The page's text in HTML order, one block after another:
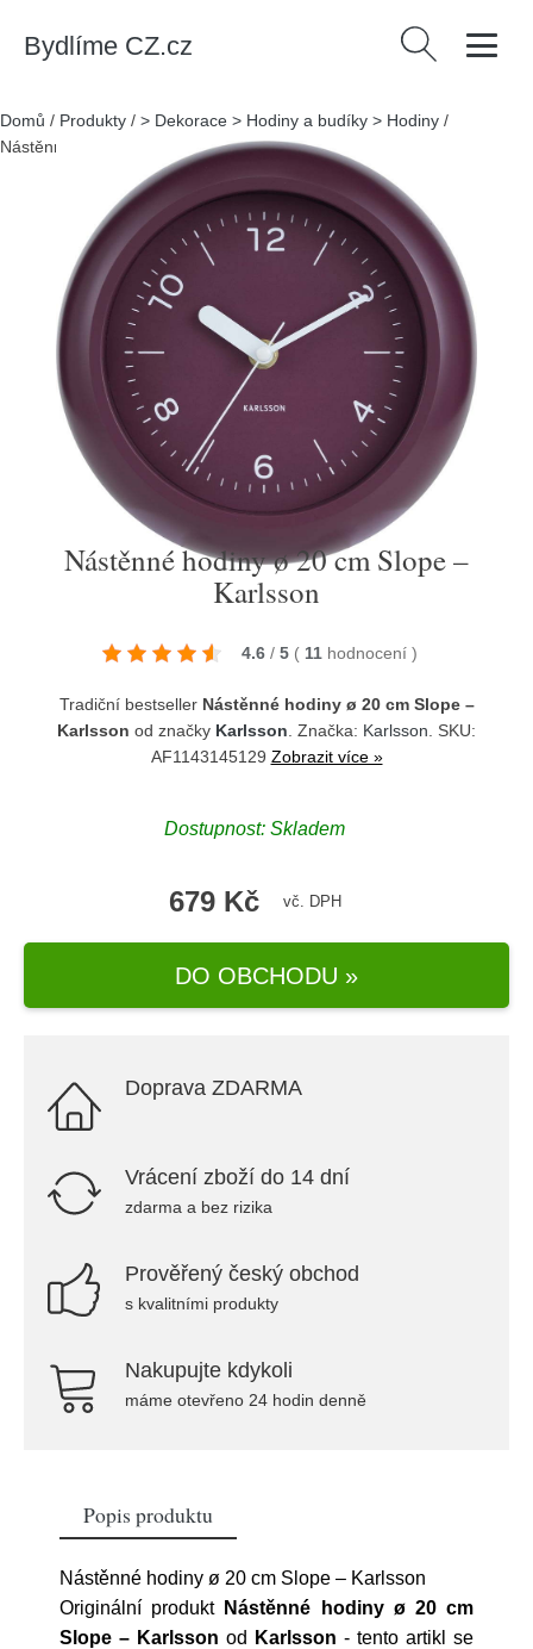
Bydlíme CZ.cz Vyhledávání
Domů / Produkty / > Dekorace > Hodiny a budíky > Hodiny /
Nástěnné hodiny ø 20 cm Slope – Karlsson
Nástěnné hodiny ø 20 cm Slope –
Karlsson
4.6 / 5 ( 11 hodnocení )
Tradiční bestseller Nástěnné hodiny ø 20 cm Slope –
Karlsson od značky Karlsson . Značka: Karlsson . SKU:
AF1143145129 Zobrazit více »
Dostupnost: Skladem
679 Kč vč. DPH
DO OBCHODU »
Doprava ZDARMA
Vrácení zboží do 14 dní
zdarma a bez rizika
Prověřený český obchod
s kvalitními produkty
Nakupujte kdykoli
máme otevřeno 24 hodin denně
Popis produktu
Nástěnné hodiny ø 20 cm Slope – Karlsson
Originální produkt Nástěnné hodiny ø 20 cm
Slope – Karlsson od Karlsson - tento artikl se